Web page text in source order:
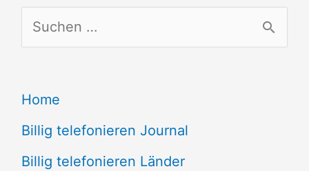
u
h
e
n
Home
Billig telefonieren Journal
Billig telefonieren Länder